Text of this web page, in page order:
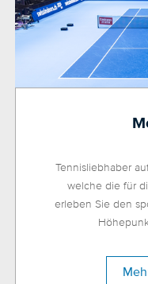
Tennisliebhaber
welche die für
erleben Sie den